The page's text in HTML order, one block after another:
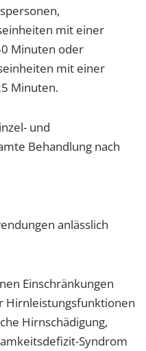
mit einer
Minuten oder
mit einer
Minuten.
und
Behandlung nach
anlässlich
Einschränkungen
Hirnleistungsfunktionen
Hirnschädigung,
Syndrom